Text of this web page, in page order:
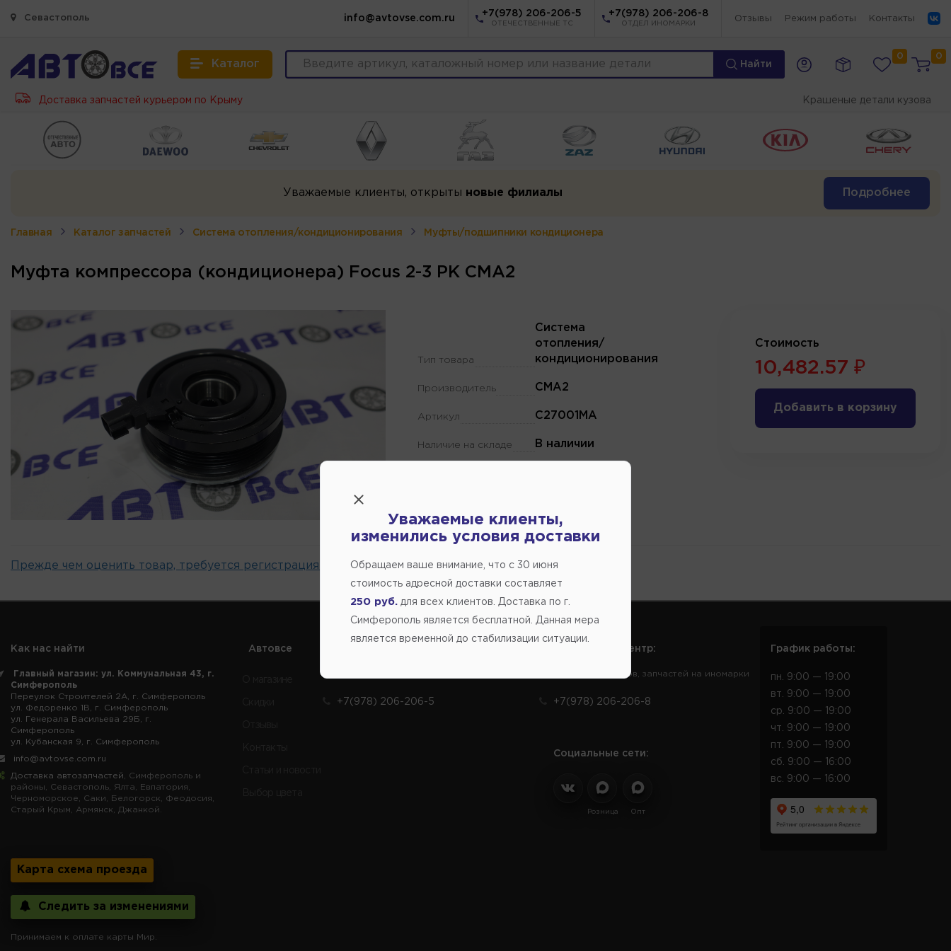
Севастополь info@avtovse.com.ru
+7(978) 206-206-5
ОТЕЧЕСТВЕННЫЕ ТС
+7(978) 206-206-8
ОТДЕЛ ИНОМАРКИ
Отзывы Режим работы Контакты
Каталог Найти
0 0
Доставка запчастей курьером по Крыму Крашеные детали кузова
Уважаемые клиенты, открыты новые филиалы Подробнее
Главная Каталог запчастей Система отопления/кондиционирования Муфты/подшипники кондиционера
Муфта компрессора (кондиционера) Focus 2-3 PK CMA2
Тип товара
Система
отопления/
кондиционирования
Производитель CMA2
Артикул C27001MA
Наличие на складе В наличии
Стоимость
10,482.57 ₽
Добавить в корзину
Прежде чем оценить товар, требуется регистрация на сайте.
Как нас найти
Главный магазин: ул. Коммунальная 43, г.
Симферополь
Переулок Строителей 2А, г. Симферополь
ул. Федоренко 1В, г. Симферополь
ул. Генерала Васильева 29Б, г.
Симферополь
ул. Кубанская 9, г. Симферополь
info@avtovse.com.ru
Доставка автозапчастей , Симферополь и
районы, Севастополь, Ялта, Евпатория,
Черноморское, Саки, Белогорск, Феодосия,
Старый Крым, Армянск, Джанкой.
Карта схема проезда
Следить за изменениями
Принимаем к оплате карты Мир.
Автовсе
+7(978) 206-206-5
Справочный центр:
Заказ шин, дисков, запчастей на иномарки
+7(978) 206-206-8
Социальные сети:
Розница Опт
График работы:
пн. 9:00 — 19:00
вт. 9:00 — 19:00
ср. 9:00 — 19:00
чт. 9:00 — 19:00
пт. 9:00 — 19:00
сб. 9:00 — 16:00
вс. 9:00 — 16:00
Уважаемые клиенты,
изменились условия доставки
Обращаем ваше внимание, что c 30 июня
стоимость адресной доставки составляет
250 руб. для всех клиентов. Доставка по г.
Симферополь является бесплатной. Данная мера
является временной до стабилизации ситуации.